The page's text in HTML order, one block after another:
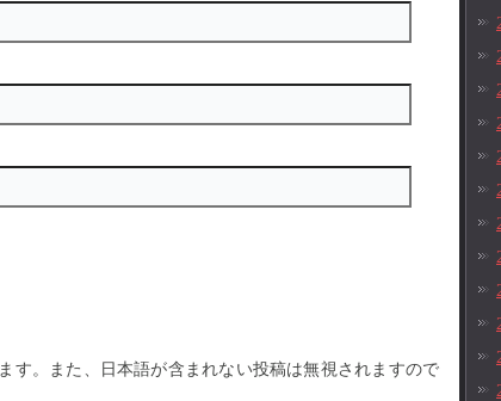
す。また、日本語が含まれない投稿は無視されますので